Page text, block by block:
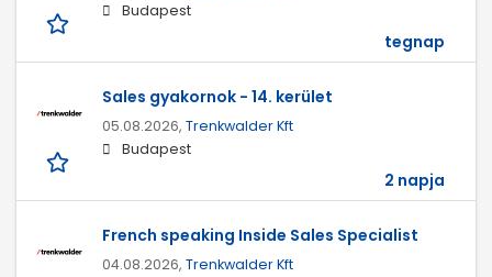
Budapest
tegnap
Sales gyakornok - 14. kerület
05.08.2026, Trenkwalder Kft
Budapest
2 napja
French speaking Inside Sales Specialist
04.08.2026, Trenkwalder Kft